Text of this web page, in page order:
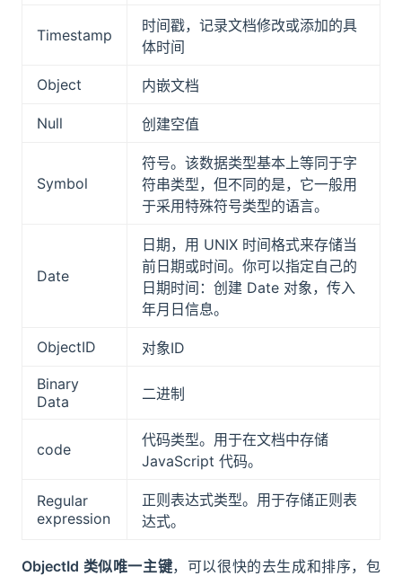
Timestamp
时间戳，记录文档修改或添加的具
体时间
Object 内嵌文档
Null 创建空值
Symbol
符号。该数据类型基本上等同于字
符串类型，但不同的是，它一般用
于采用特殊符号类型的语言。
Date
日期，用 UNIX 时间格式来存储当
前日期或时间。你可以指定自己的
日期时间：创建 Date 对象，传入
年月日信息。
ObjectID
对象ID
Binary
Data
二进制
code
代码类型。用于在文档中存储
JavaScript 代码。
Regular
expression
正则表达式类型。用于存储正则表
达式。
ObjectId 类似唯一主键，可以很快的去生成和排序，包